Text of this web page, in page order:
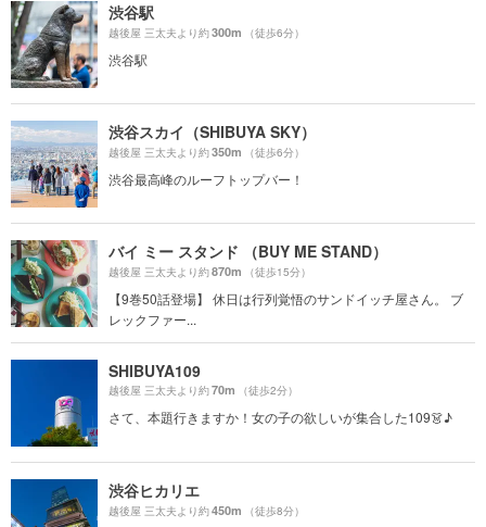
渋谷駅
越後屋 三太夫より約300m （徒歩6分）
渋谷駅
渋谷スカイ（SHIBUYA SKY）
越後屋 三太夫より約350m （徒歩6分）
渋谷最高峰のルーフトップバー！
バイ ミー スタンド （BUY ME STAND）
越後屋 三太夫より約870m （徒歩15分）
【9巻50話登場】 休日は行列覚悟のサンドイッチ屋さん。 ブ
レックファー...
SHIBUYA109
越後屋 三太夫より約70m （徒歩2分）
さて、本題行きますか！女の子の欲しいが集合した109👗♪
渋谷ヒカリエ
越後屋 三太夫より約450m （徒歩8分）